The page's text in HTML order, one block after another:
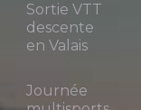
Sortie VTT
descente
en Valais
Journée